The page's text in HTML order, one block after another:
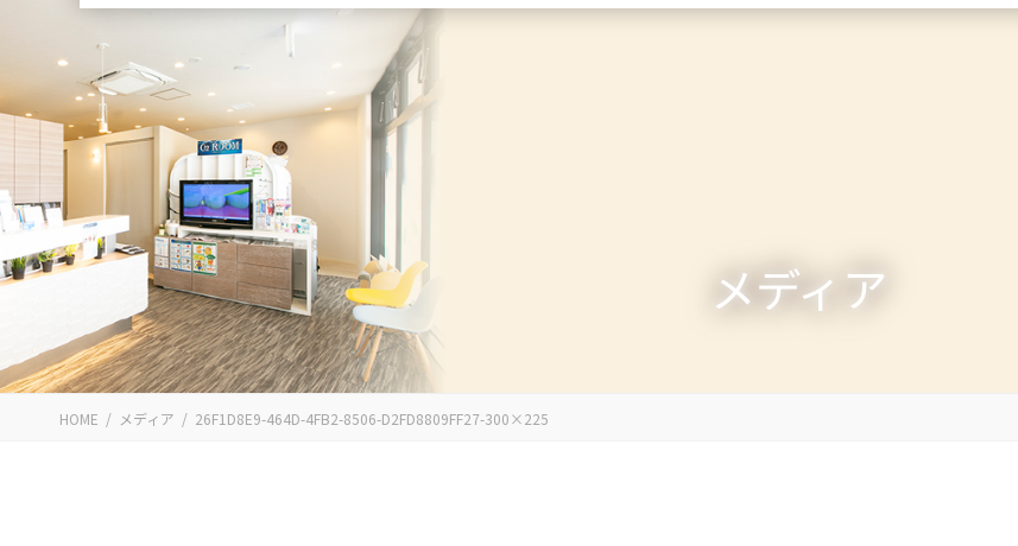
メディア
HOME メディア 26F1D8E9-464D-4FB2-8506-D2FD8809FF27-300×225